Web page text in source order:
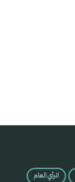
الرأي العام